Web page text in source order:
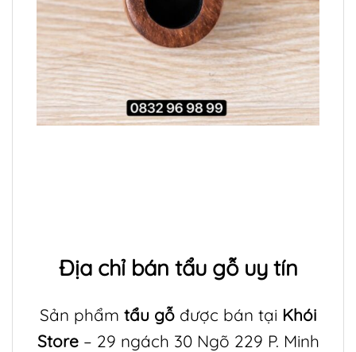
Địa chỉ bán tẩu gỗ uy tín
Sản phẩm tẩu gỗ được bán tại Khói
Store– 29 ngách 30 Ngõ 229 P. Minh